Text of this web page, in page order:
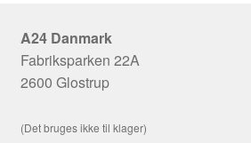
A24 Danmark
Fabriksparken 22A
2600 Glostrup
(Det bruges ikke til klager)